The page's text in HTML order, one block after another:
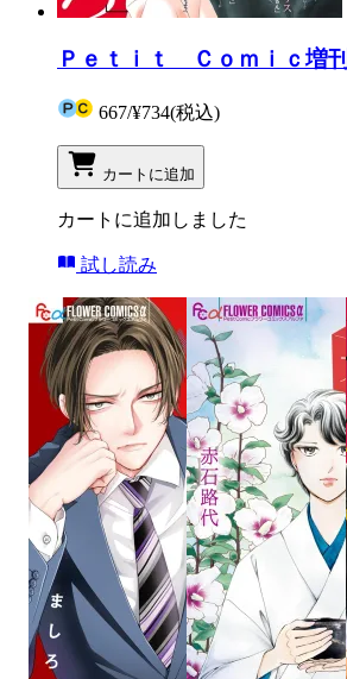
Ｐｅｔｉｔ Ｃｏｍｉｃ増刊
667/¥734(税込)
カートに追加
カートに追加しました
試し読み